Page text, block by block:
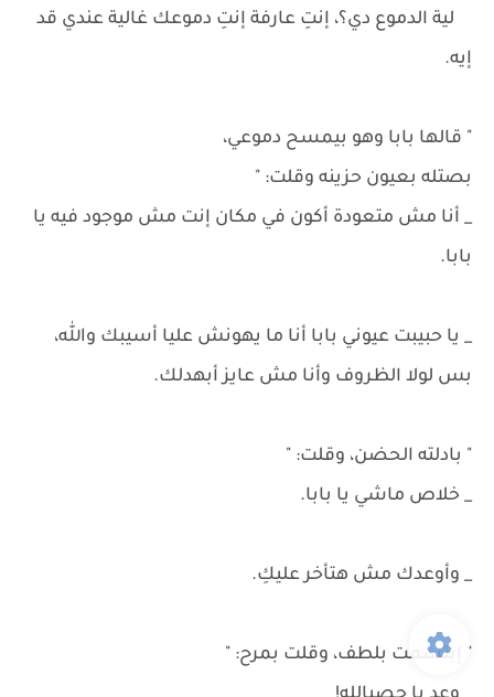
لية الدموع دي؟، إنتِ عارفة إنتِ دموعك غالية عندي قد
إيه.
" قالها بابا وهو بيمسح دموعي،
بصتله بعيون حزينه وقلت: "
_ أنا مش متعودة أكون في مكان إنت مش موجود فيه يا
بابا.
_ يا حبيبت عيوني بابا أنا ما يهونش عليا أسيبك والله،
بس لولا الظروف وأنا مش عايز أبهدلك.
" بادلته الحضن، وقلت: "
_ خلاص ماشي يا بابا.
_ وأوعدك مش هتأخر عليكِ.
" إبتسمت بلطف، وقلت بمرح: "